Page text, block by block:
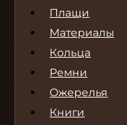
Плащи
Материалы
Кольца
Ремни
Ожерелья
Книги